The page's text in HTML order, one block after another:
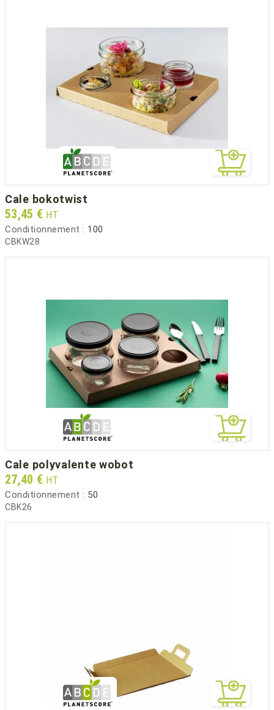
cale bokotwist
Prix
53,45 € HT
Conditionnement : 100
CBKW28
cale polyvalente wobot
Prix
27,40 € HT
Conditionnement : 50
CBK26